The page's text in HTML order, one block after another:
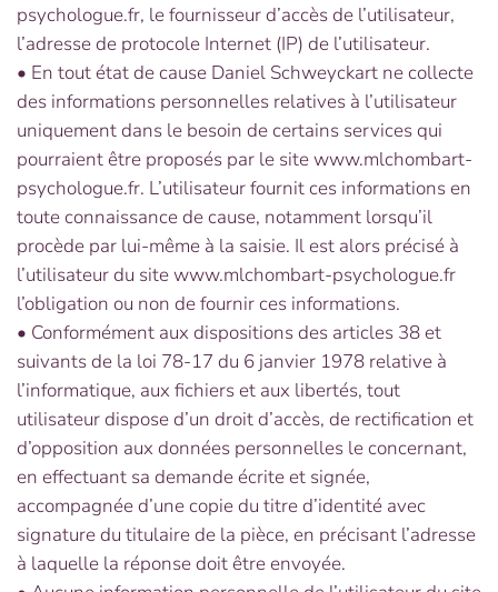
psychologue.fr, le fournisseur d’accès de l’utilisateur,
l’adresse de protocole Internet (IP) de l’utilisateur.
• En tout état de cause Daniel Schweyckart ne collecte
des informations personnelles relatives à l’utilisateur
uniquement dans le besoin de certains services qui
pourraient être proposés par le site www.mlchombart-
psychologue.fr. L’utilisateur fournit ces informations en
toute connaissance de cause, notamment lorsqu’il
procède par lui-même à la saisie. Il est alors précisé à
l’utilisateur du site www.mlchombart-psychologue.fr
l’obligation ou non de fournir ces informations.
• Conformément aux dispositions des articles 38 et
suivants de la loi 78-17 du 6 janvier 1978 relative à
l’informatique, aux fichiers et aux libertés, tout
utilisateur dispose d’un droit d’accès, de rectification et
d’opposition aux données personnelles le concernant,
en effectuant sa demande écrite et signée,
accompagnée d’une copie du titre d’identité avec
signature du titulaire de la pièce, en précisant l’adresse
à laquelle la réponse doit être envoyée.